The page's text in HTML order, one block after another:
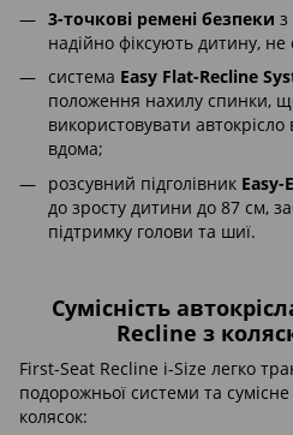
3-точкові ремені безпеки з
надійно фіксують дитину,
система Easy Flat-Recline
положення нахилу спинки,
використовувати автокрісло
вдома;
розсувний підголівник Easy-
до зросту дитини до 87 см,
підтримку голови та шиї.
Сумісність
Recline з
First-Seat Recline i-Size легко
подорожньої системи та
колясок: